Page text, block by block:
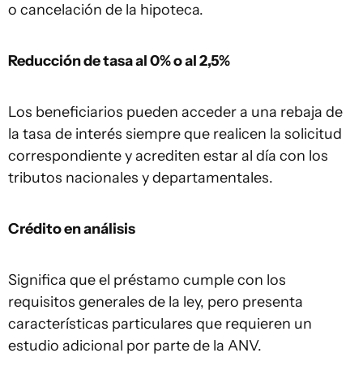
o cancelación de la hipoteca.
Reducción de tasa al 0% o al 2,5%
Los beneficiarios pueden acceder a una rebaja de
la tasa de interés siempre que realicen la solicitud
correspondiente y acrediten estar al día con los
tributos nacionales y departamentales.
Crédito en análisis
Significa que el préstamo cumple con los
requisitos generales de la ley, pero presenta
características particulares que requieren un
estudio adicional por parte de la ANV.